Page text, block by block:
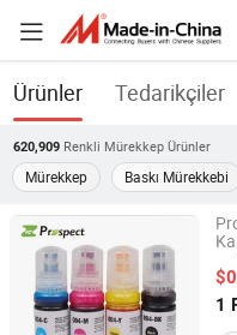
Ürünler Tedarikçiler
620,909 Renkli Mürekkep Ürünler
Mürekkep Baskı Mürekkebi
1
Prospect Image
Guangdong, China